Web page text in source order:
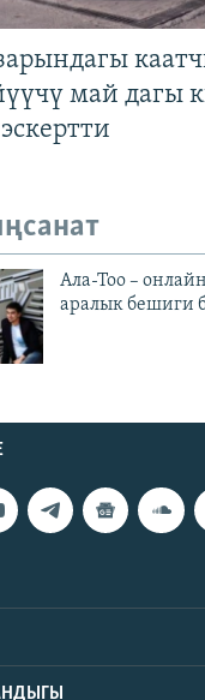
май дагы
Ала-Тоо –
аралык бешиги